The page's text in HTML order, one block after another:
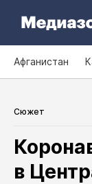
Афганистан
Сюжет
в